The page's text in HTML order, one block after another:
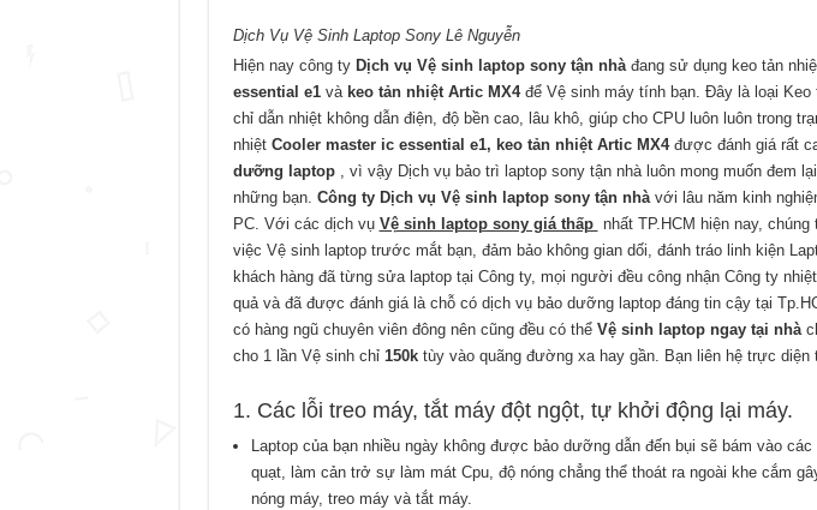
Dịch Vụ Vệ Sinh Laptop Sony Lê Nguyễn
Hiện nay công ty Dịch vụ Vệ sinh laptop sony tận nhà đang sử dụng keo tản
essential e1 và keo tản nhiệt Artic MX4 để Vệ sinh máy tính bạn. Đây là loại Keo
chỉ dẫn nhiệt không dẫn điện, độ bền cao, lâu khô, giúp cho CPU luôn luôn trong
nhiệt Cooler master ic essential e1, keo tản nhiệt Artic MX4 được đánh giá rất
dưỡng laptop
, vì vậy Dịch vụ bảo trì laptop sony tận nhà luôn mong muốn đem
những bạn. Công ty Dịch vụ Vệ sinh laptop sony tận nhà với lâu năm kinh
PC. Với các dịch vụ Vệ sinh laptop sony giá thấp nhất TP.HCM hiện nay,
việc Vệ sinh laptop trước mắt bạn, đảm bảo không gian dối, đánh tráo linh kiện
khách hàng đã từng sửa laptop tại Công ty, mọi người đều công nhận Công ty
quả và đã được đánh giá là chỗ có dịch vụ bảo dưỡng laptop đáng tin cậy tại
có hàng ngũ chuyên viên đông nên cũng đều có thể Vệ sinh laptop ngay tại nhà
cho 1 lần Vệ sinh chỉ 150k tùy vào quãng đường xa hay gần. Bạn liên hệ trực diện
1. Các lỗi treo máy, tắt máy đột ngột, tự khởi động lại máy.
Laptop của bạn nhiều ngày không được bảo dưỡng dẫn đến bụi sẽ bám vào
quạt, làm cản trở sự làm mát Cpu, độ nóng chẳng thể thoát ra ngoài khe cắm
nóng máy, treo máy và tắt máy.